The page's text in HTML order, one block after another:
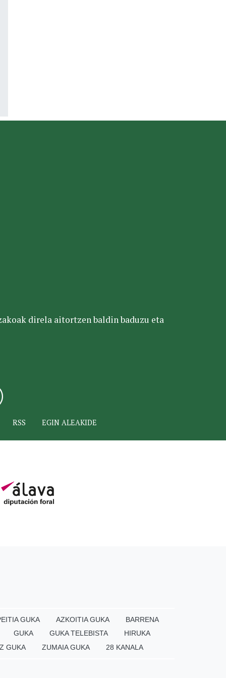
direla aitortzen baldin baduzu eta
RSS EGIN ALEAKIDE
GUKA AZKOITIA GUKA
BARRENA
GUKA
GUKA TELEBISTA
HIRUKA
GUKA
ZUMAIA GUKA 28 KANALA